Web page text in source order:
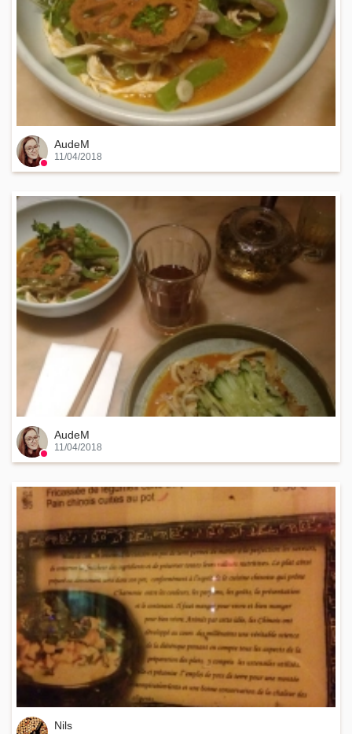
AudeM
11/04/2018
AudeM
11/04/2018
Nils